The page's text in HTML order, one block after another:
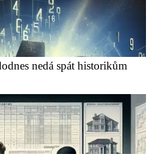
nedá spát historikům